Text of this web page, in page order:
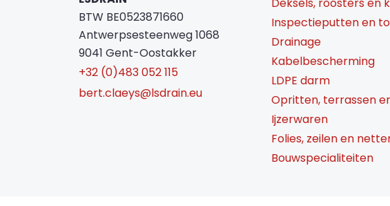
BTW BE0523871660
Antwerpsesteenweg 1068
9041 Gent-Oostakker
+32 (0)483 052 115
bert.claeys@lsdrain.eu
Inspectieputten en
Drainage
Kabelbescherming
LDPE darm
Opritten, terrassen
Ijzerwaren
Folies, zeilen en
Bouwspecialiteiten